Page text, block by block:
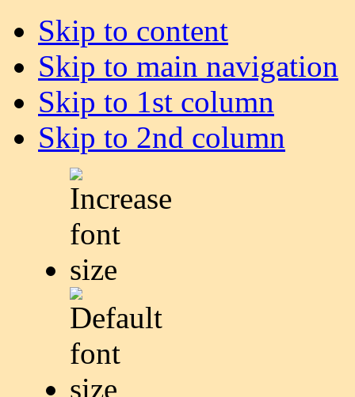
Skip to content
Skip to main navigation
Skip to 1st column
Skip to 2nd column